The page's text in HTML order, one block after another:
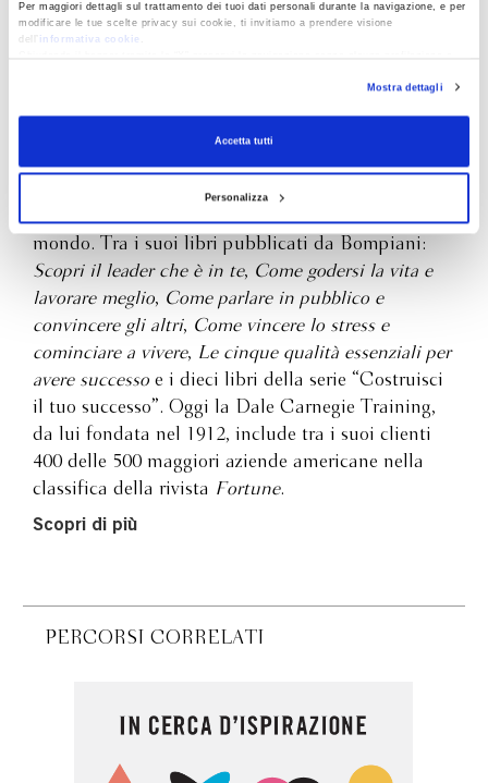
Per maggiori dettagli sul trattamento dei tuoi dati personali durante la navigazione, e per
modificare le tue scelte privacy sui cookie, ti invitiamo a prendere visione
dell’
informativa cookie
RevocaMostra dettagli
Accetta tutti
Personalizza
(1888-1955) è stato scrittore, conferenziere e
formazione aziendale, gestione delle relazioni
indigente, è stato l’autore del best seller
trattare gli altri e farseli amici, pubblicato in prima
edizione nel 1936, che Bompiani ha ripreso nel
1986 e che è a tutt’oggi ristampato in tutto il
mondo. Tra i suoi libri pubblicati da Bompiani:
Scopri il leader che è in te, Come godersi la vita e
lavorare meglio, Come parlare in pubblico e
convincere gli altri, Come vincere lo stress e
cominciare a vivere, Le cinque qualità essenziali per
avere successo e i dieci libri della serie “Costruisci
il tuo successo”. Oggi la Dale Carnegie Training,
da lui fondata nel 1912, include tra i suoi clienti
400 delle 500 maggiori aziende americane nella
classifica della rivista Fortune.
Scopri di più
PERCORSI CORRELATI